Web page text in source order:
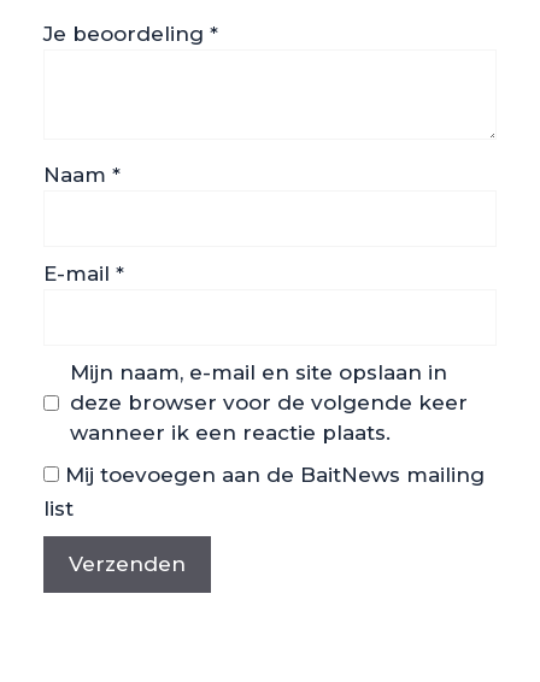
Je beoordeling *
Naam *
E-mail *
Mijn naam, e-mail en site opslaan in
deze browser voor de volgende keer
wanneer ik een reactie plaats.
Mij toevoegen aan de BaitNews mailing
list